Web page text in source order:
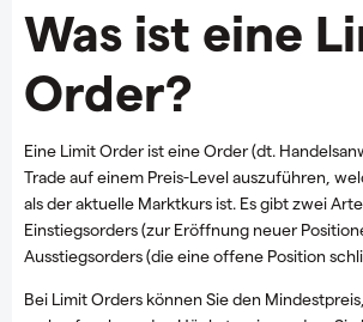
Was ist eine
Order?
Eine Limit Order ist eine Order (dt.
Trade auf einem Preis-Level auszuführen,
als der aktuelle Marktkurs ist. Es gibt zwei
Einstiegsorders (zur Eröffnung neuer
Ausstiegsorders (die eine offene Position
Bei Limit Orders können Sie den